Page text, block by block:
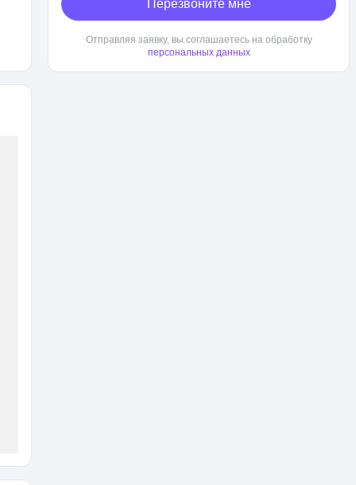
Перезвоните мне
Отправляя заявку, вы соглашаетесь на обработку
персональных данных